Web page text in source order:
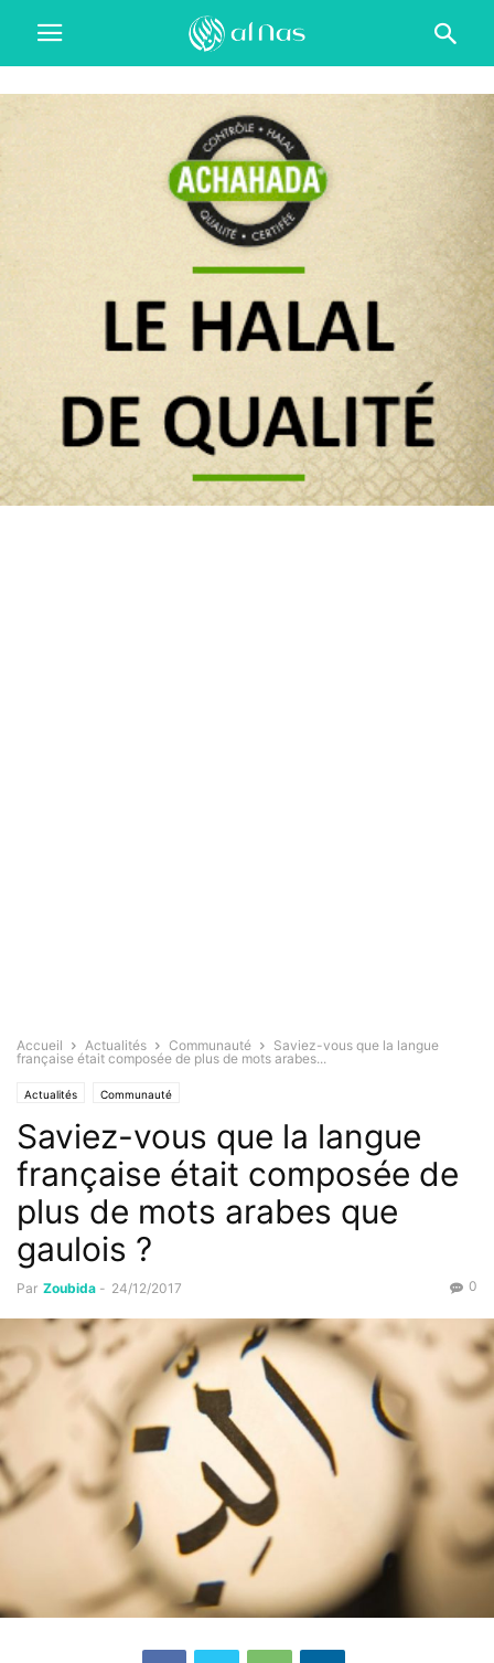
Accueil Actualités Communauté
Saviez-vous que la langue
française était composée de plus de mots arabes...
Actualités Communauté
Saviez-vous que la langue
française était composée de
plus de mots arabes que
gaulois ?
Par Zoubida - 24/12/2017 0